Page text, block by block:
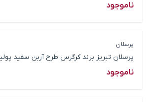
ناموجود
پرسلان
پرسلان تبریز برند کرگرس طرح آربن سفید پولیش
ناموجود